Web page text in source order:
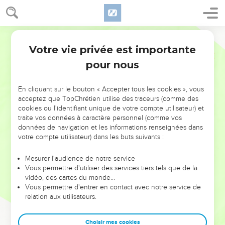
NE MANQUEZ PAS L’ÉVÉNEMENT
DE L’ANNÉE !
ET SI LEURS ERREURS POUVAIENT VOUS ÉVITER LES
VOTRES ?
leur foi ou leur vision. Mais on voit moins les doutes, les erreurs
et les saisons difficiles qu'ils ont traversés, alors même que ce
sont elles qui les ont façonnés.
Dans cette conférence, leaders, entrepreneurs, et responsables
clés pour avancer avec plus de sagesse afin que leurs erreurs
Votre vie privée est importante
pour nous
En cliquant sur le bouton « Accepter tous les cookies », vous
acceptez que TopChrétien utilise des traceurs (comme des
cookies ou l'identifiant unique de votre compte utilisateur) et
traite vos données à caractère personnel (comme vos
données de navigation et les informations renseignées dans
votre compte utilisateur) dans les buts suivants :
Mesurer l'audience de notre service
Vous permettre d'utiliser des services tiers tels que de la
vidéo, des cartes du monde…
Vous permettre d'entrer en contact avec notre service de
relation aux utilisateurs.
Choisir mes cookies